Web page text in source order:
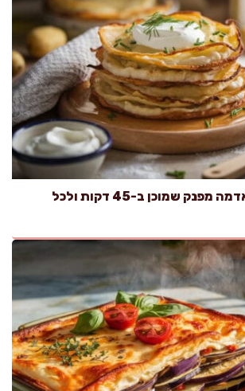
בלינצ'ס תפוחי אדמה מפנק שמוכן ב-45 דקות ולכל